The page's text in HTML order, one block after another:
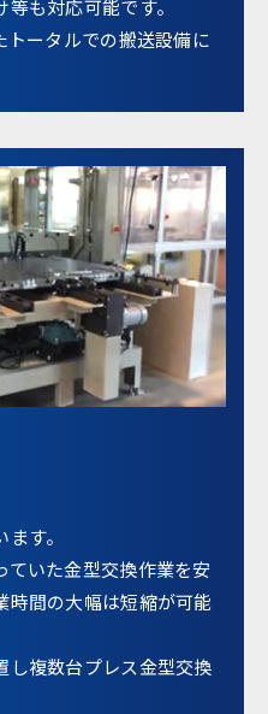
も対応可能です。
トータルでの搬送設備に
す。
ていた金型交換作業を安
時間の大幅は短縮が可能
し複数台プレス金型交換